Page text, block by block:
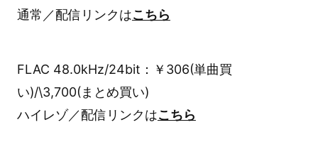
通常／配信リンクはこちら
FLAC 48.0kHz/24bit：￥306(単曲買
い)/\3,700(まとめ買い)
ハイレゾ／配信リンクはこちら